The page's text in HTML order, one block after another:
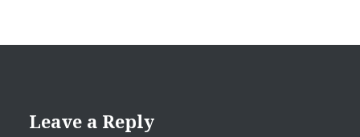
Leave a Reply